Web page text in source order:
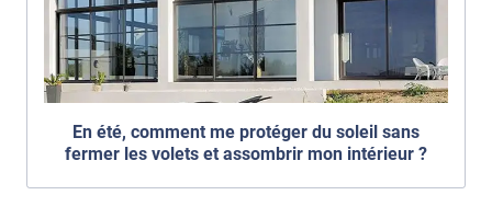
En été, comment me protéger du soleil sans
fermer les volets et assombrir mon intérieur ?